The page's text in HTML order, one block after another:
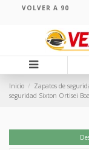
VOLVER A 90
Inicio Zapatos de
seguridad Sixton Ortisei